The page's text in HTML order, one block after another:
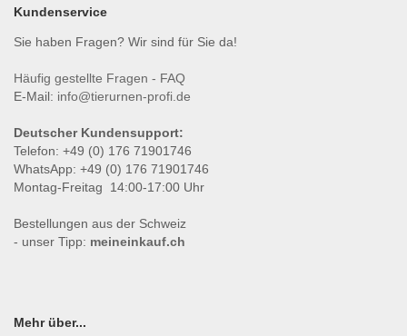
Kundenservice
Sie haben Fragen? Wir sind für Sie da!
Häufig gestellte Fragen - FAQ
E-Mail: info@tierurnen-profi.de
Deutscher Kundensupport:
Telefon: +49 (0) 176 71901746
WhatsApp: +49 (0) 176 71901746
Montag-Freitag 14:00-17:00 Uhr
Bestellungen aus der Schweiz
- unser Tipp: meineinkauf.ch
Mehr über...